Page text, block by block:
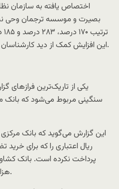
اختصاص یافته به سازمان
بصیرت و موسسه ترجمان وحی
این افزایش کمک از دید کارشناسان دیوان محاسبات شفاف نیست.
یکی از تاریک‌ترین فرازهای
سنگینی مربوط می‌شود که بانک
ریال اعتباری را که برای
پرداخت نکرده است. بانک
هزار میلیارد ریال تخلف کرده است.